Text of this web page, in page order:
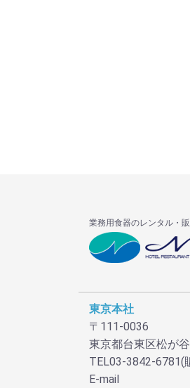
業務用食器のレンタル・
東京本社
〒111-0036
東京都台東区松が
TEL03-3842-6781(
E-mail